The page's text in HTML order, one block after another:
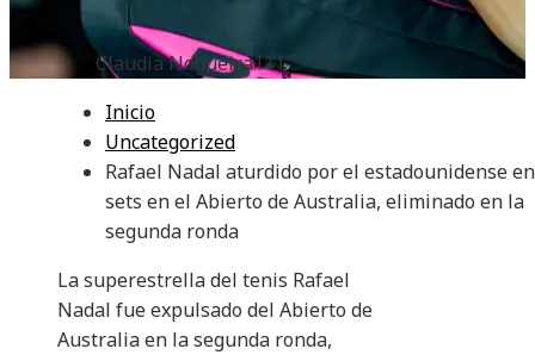
Claudia Nogueira111
Inicio
Uncategorized
Rafael Nadal aturdido por el estadounidense
sets en el Abierto de Australia, eliminado en la
segunda ronda
La superestrella del tenis Rafael
Nadal fue expulsado del Abierto de
Australia en la segunda ronda,